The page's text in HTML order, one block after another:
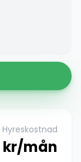
Hyreskostnad
kr/mån